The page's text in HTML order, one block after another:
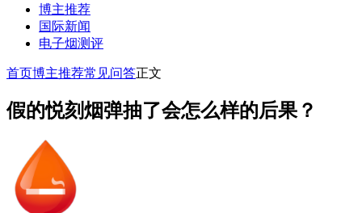
博主推荐
国际新闻
电子烟测评
首页博主推荐常见问答正文
假的悦刻烟弹抽了会怎么样的后果？